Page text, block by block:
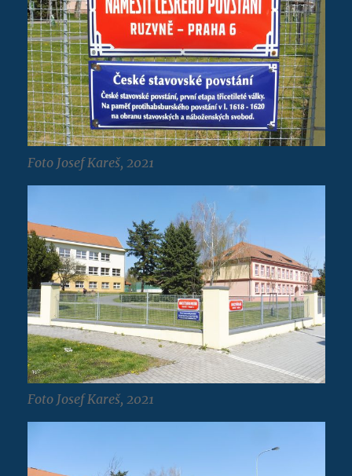
Foto Josef Kareš, 2021
Foto Josef Kareš, 2021